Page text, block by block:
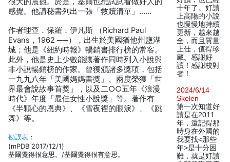
感覺。他請秘書列出一張「救贖清單」……
作者理查．保羅．伊凡斯 （Richard Paul
Evans，1962 ──），出生於美國猶他州鹽湖
城；他是《紐約時報》暢銷書排行榜的常客。
此外，他是史上少數能讓著作同時列入小說與
非小說暢銷榜的作家。曾獲頒諸多獎項，包括
一九九八年「美國媽媽書獎」、兩度榮獲「世
界最會說故事首獎」，以及二○○五年《浪漫
時代》年度「最佳女性小說獎」等。著作有
《半顆心的恩典》、《雪夜裡的眼淚》、《跳
舞》等。
勘誤表 ：
(mPDB 2017/12/1)
基爾覺得很意思。/基爾覺得很有意思。
十年了。好讀
上高陽的小說
也慢慢地持續
更新，越來越
全，而且質量
上佳，值得珍
藏。感謝好
讀！感謝校對
者！
2024/6/14
Skelen
第一次知道好
讀是在2011
年，還記得那
時身在外國的
我要找<那些
年>是十分困
難，就是好讀